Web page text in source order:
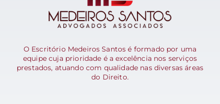
O Escritório Medeiros Santos é formado por uma
equipe cuja prioridade é a excelência nos serviços
prestados, atuando com qualidade nas diversas áreas
do Direito.